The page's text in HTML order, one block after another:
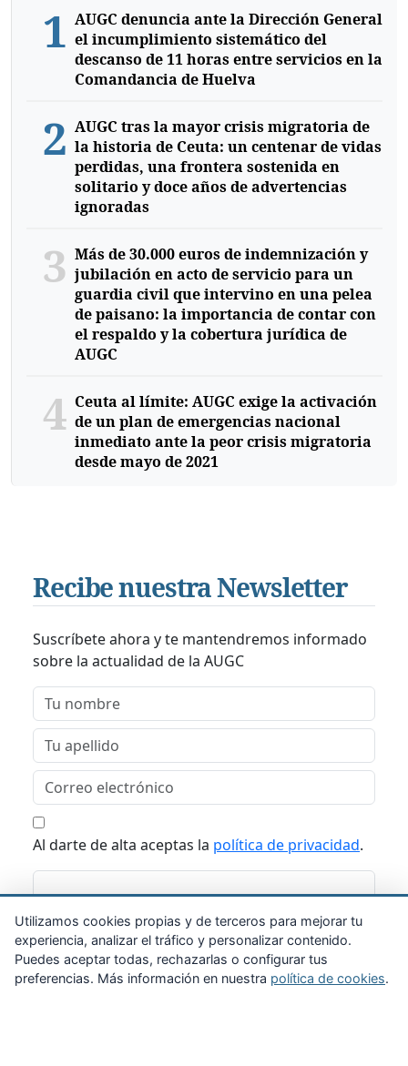
1 AUGC denuncia ante la Dirección General
el incumplimiento sistemático del
descanso de 11 horas entre servicios en la
Comandancia de Huelva
2 AUGC tras la mayor crisis migratoria de
la historia de Ceuta: un centenar de vidas
perdidas, una frontera sostenida en
solitario y doce años de advertencias
ignoradas
3 Más de 30.000 euros de indemnización y
jubilación en acto de servicio para un
guardia civil que intervino en una pelea
de paisano: la importancia de contar con
el respaldo y la cobertura jurídica de
AUGC
4 Ceuta al límite: AUGC exige la activación
de un plan de emergencias nacional
inmediato ante la peor crisis migratoria
desde mayo de 2021
Recibe nuestra Newsletter
Suscríbete ahora y te mantendremos informado
sobre la actualidad de la AUGC
Al darte de alta aceptas la política de privacidad.
Suscribirme
Utilizamos cookies propias y de terceros para mejorar tu
experiencia, analizar el tráfico y personalizar contenido.
Puedes aceptar todas, rechazarlas o configurar tus
preferencias. Más información en nuestra política de cookies.